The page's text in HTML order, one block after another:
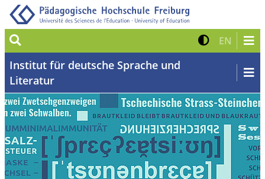
Suche Kontrast
EN Zur
Institut für deutsche Sprache und
Literatur